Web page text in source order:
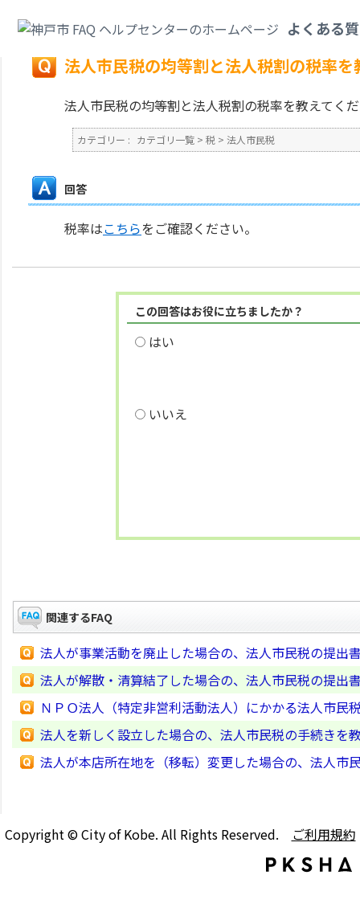
よくある
戻る
法人市民税の均等割と法人税割の税率を
法人市民税の均等割と法人税割の税率を教えてく
カテゴリー : カテゴリ一覧 > 税 > 法人市民税
回答
税率はこちらをご確認ください。
この回答はお役に立ちましたか？
はい
いいえ
関連するFAQ
法人が事業活動を廃止した場合の、法人市民税の提出
法人が解散・清算結了した場合の、法人市民税の提出
ＮＰＯ法人（特定非営利活動法人）にかかる法人市民
法人を新しく設立した場合の、法人市民税の手続きを
法人が本店所在地を（移転）変更した場合の、法人市
Copyright © City of Kobe. All Rights Reserved. ご利用規約